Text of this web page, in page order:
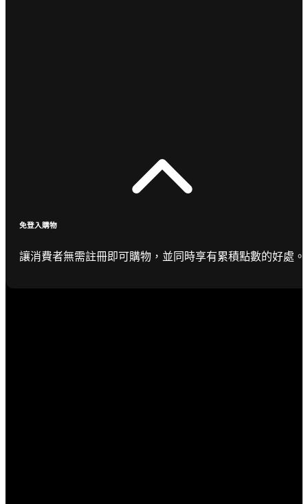
免登入購物
讓消費者無需註冊即可購物，並同時享有累積點數的好處。